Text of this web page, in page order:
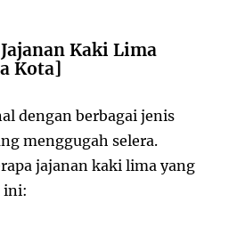
Kaki Lima
Kota]
dengan berbagai jenis
menggugah selera.
jajanan kaki lima yang
ini: